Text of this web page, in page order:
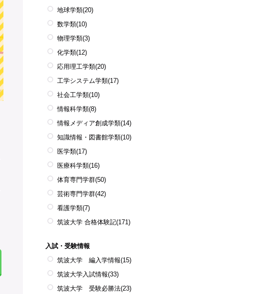
地球学類(20)
数学類(10)
物理学類(3)
化学類(12)
応用理工学類(20)
工学システム学類(17)
社会工学類(10)
情報科学類(8)
情報メディア創成学類(14)
知識情報・図書館学類(10)
医学類(17)
医療科学類(16)
体育専門学群(50)
芸術専門学群(42)
看護学類(7)
筑波大学 合格体験記(171)
入試・受験情報
筑波大学 編入学情報(15)
筑波大学入試情報(33)
筑波大学 受験必勝法(23)